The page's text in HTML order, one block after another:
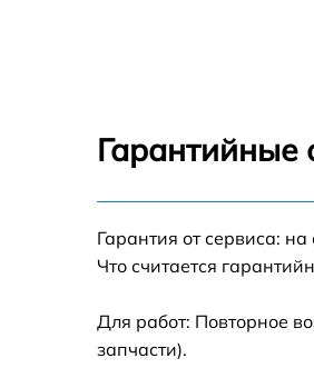
Замена сенсора
Гарантийные
Гарантия от сервиса:
Что считается
Для работ: Повторное
запчасти).